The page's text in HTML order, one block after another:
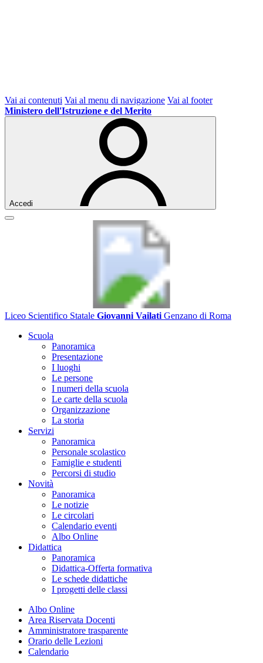
Vai ai contenuti Vai al menu di navigazione Vai al footer
Ministero dell'Istruzione e del Merito
Accedi
Liceo Scientifico Statale Giovanni Vailati Genzano di Roma
Scuola
Panoramica
Presentazione
I luoghi
Le persone
I numeri della scuola
Le carte della scuola
Organizzazione
La storia
Servizi
Panoramica
Personale scolastico
Famiglie e studenti
Percorsi di studio
Novità
Panoramica
Le notizie
Le circolari
Calendario eventi
Albo Online
Didattica
Panoramica
Didattica-Offerta formativa
Le schede didattiche
I progetti delle classi
Albo Online
Area Riservata Docenti
Amministratore trasparente
Orario delle Lezioni
Calendario